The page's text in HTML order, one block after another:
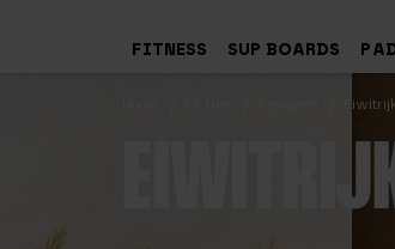
FITNESS SUP BOARDS